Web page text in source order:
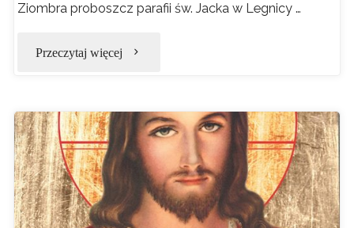
Ziombra proboszcz parafii św. Jacka w Legnicy …
Przeczytaj więcej "V
PIELGRZYMKA
MARGARETEK